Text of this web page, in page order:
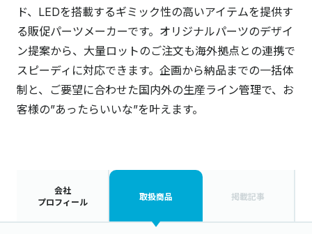
ド、LEDを搭載するギミック性の高いアイテムを提供す
る販促パーツメーカーです。オリジナルパーツのデザイ
ン提案から、大量ロットのご注文も海外拠点との連携で
スピーディに対応できます。企画から納品までの一括体
制と、ご要望に合わせた国内外の生産ライン管理で、お
客様の”あったらいいな”を叶えます。
会社
プロフィール
取扱商品 掲載記事